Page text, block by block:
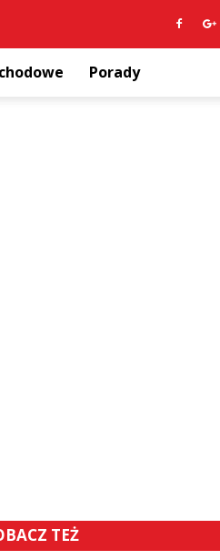
Porady
TEŻ